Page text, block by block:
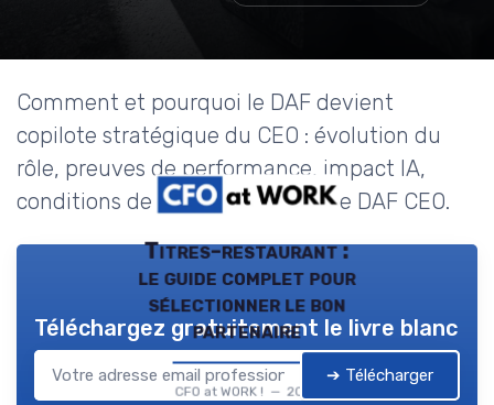
Comment et pourquoi le DAF devient
copilote stratégique du CEO : évolution du
rôle, preuves de performance, impact IA,
conditions de réussite du binôme DAF CEO.
Titres-restaurant :
le guide complet pour
sélectionner le bon
partenaire
CFO at WORK ! — 2026
Téléchargez gratuitement le livre blanc
➔ Télécharger